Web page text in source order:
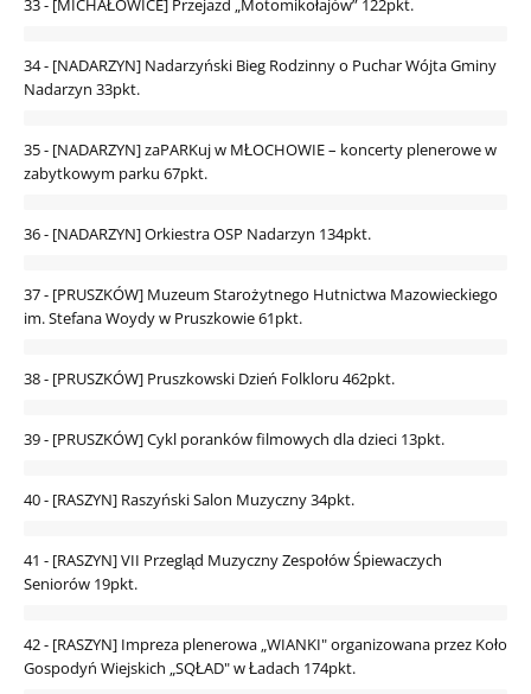
33 - [MICHAŁOWICE] Przejazd „Motomikołajów” 122pkt.
34 - [NADARZYN] Nadarzyński Bieg Rodzinny o Puchar Wójta Gminy
Nadarzyn 33pkt.
35 - [NADARZYN] zaPARKuj w MŁOCHOWIE – koncerty plenerowe w
zabytkowym parku 67pkt.
36 - [NADARZYN] Orkiestra OSP Nadarzyn 134pkt.
37 - [PRUSZKÓW] Muzeum Starożytnego Hutnictwa Mazowieckiego
im. Stefana Woydy w Pruszkowie61pkt.
38 - [PRUSZKÓW] Pruszkowski Dzień Folkloru 462pkt.
39 - [PRUSZKÓW] Cykl poranków filmowych dla dzieci 13pkt.
40 - [RASZYN] Raszyński Salon Muzyczny34pkt.
41 - [RASZYN] VII Przegląd Muzyczny Zespołów Śpiewaczych
Seniorów 19pkt.
42 - [RASZYN] Impreza plenerowa „WIANKI" organizowana przez Koło
Gospodyń Wiejskich „SQŁAD" w Ładach 174pkt.